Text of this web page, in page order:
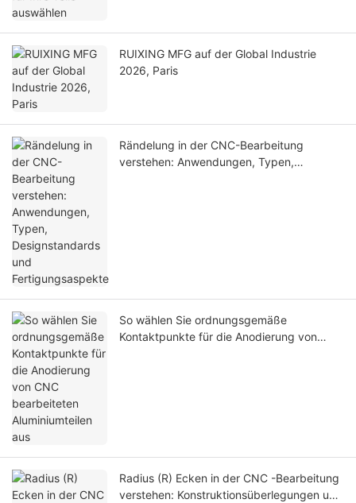
RUIXING MFG auf der Global Industrie
2026, Paris
Rändelung in der CNC-Bearbeitung
verstehen: Anwendungen, Typen,
So wählen Sie ordnungsgemäße
Kontaktpunkte für die Anodierung von
Radius (R) Ecken in der CNC -Bearbeitung
verstehen: Konstruktionsüberlegungen und